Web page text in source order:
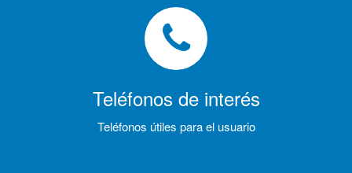
Teléfonos de interés
Teléfonos útiles para el usuario